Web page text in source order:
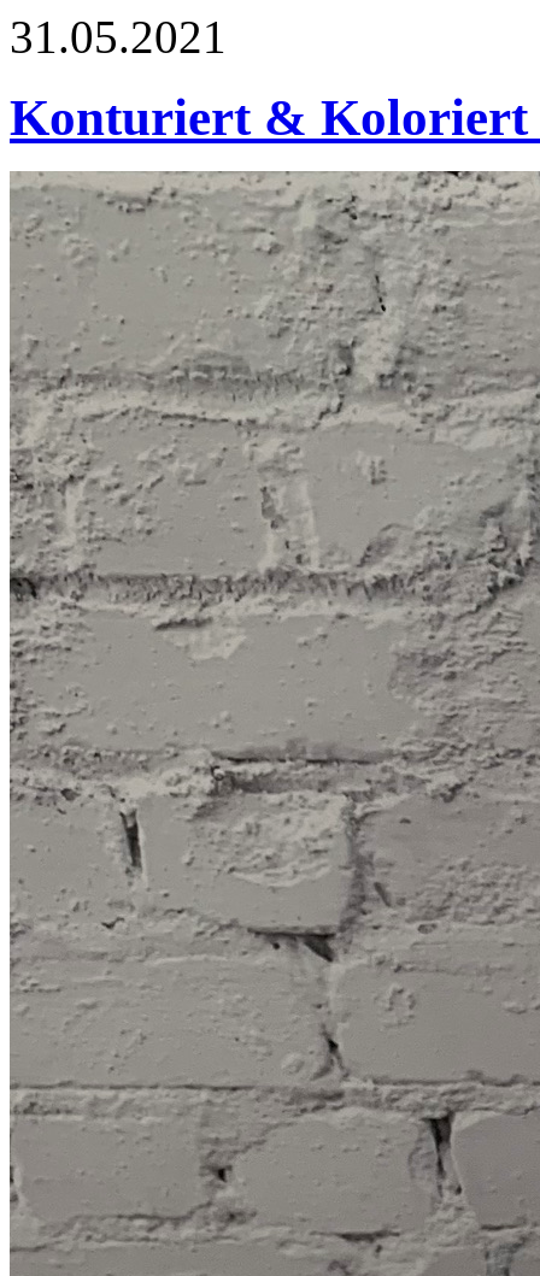
31.05.2021
Konturiert & Koloriert